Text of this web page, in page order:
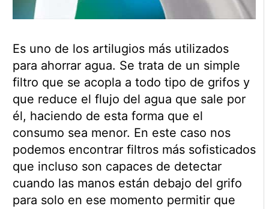
Es uno de los artilugios más utilizados
para ahorrar agua. Se trata de un simple
filtro que se acopla a todo tipo de grifos y
que reduce el flujo del agua que sale por
él, haciendo de esta forma que el
consumo sea menor. En este caso nos
podemos encontrar filtros más sofisticados
que incluso son capaces de detectar
cuando las manos están debajo del grifo
para solo en ese momento permitir que